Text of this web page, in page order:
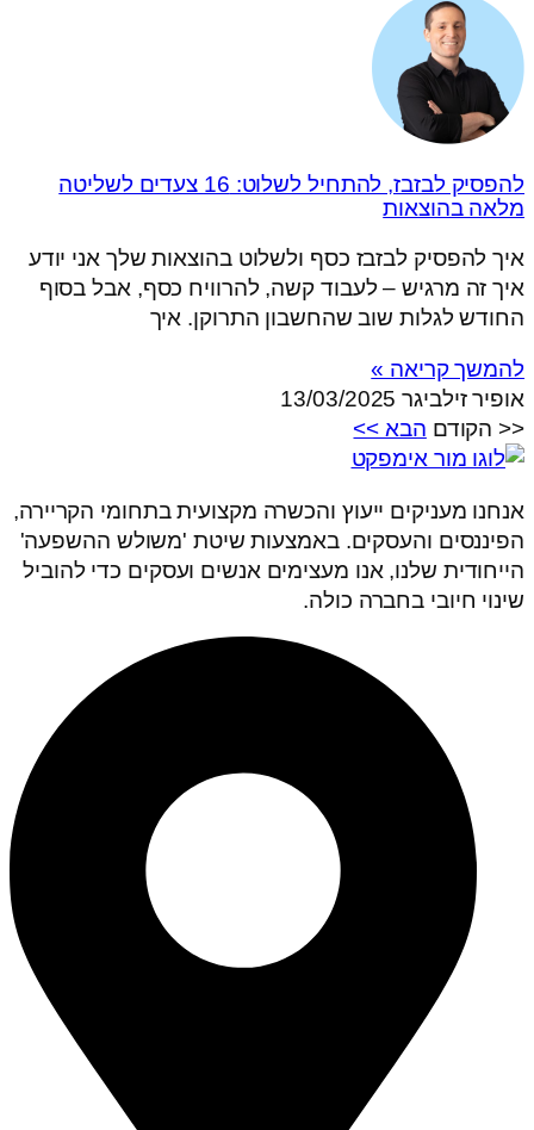
להפסיק לבזבז, להתחיל לשלוט: 16 צעדים לשליטה
מלאה בהוצאות
איך להפסיק לבזבז כסף ולשלוט בהוצאות שלך אני יודע
איך זה מרגיש – לעבוד קשה, להרוויח כסף, אבל בסוף
החודש לגלות שוב שהחשבון התרוקן. איך
להמשך קריאה »
אופיר זילביגר 13/03/2025
<< הקודם הבא >>
אנחנו מעניקים ייעוץ והכשרה מקצועית בתחומי הקריירה,
הפיננסים והעסקים. באמצעות שיטת 'משולש ההשפעה'
הייחודית שלנו, אנו מעצימים אנשים ועסקים כדי להוביל
שינוי חיובי בחברה כולה.